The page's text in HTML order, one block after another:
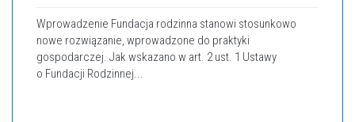
Wprowadzenie Fundacja rodzinna stanowi stosunkowo
nowe rozwiązanie, wprowadzone do praktyki
gospodarczej. Jak wskazano w art. 2 ust. 1 Ustawy
o Fundacji Rodzinnej...